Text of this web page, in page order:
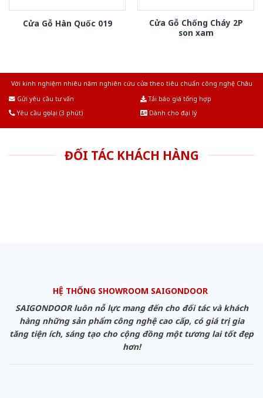
Cửa Gỗ Hàn Quốc 019
Cửa Gỗ Chống Cháy 2P
son xam
Với kinh nghiệm nhiêu năm nghiên cứu cửa theo tiêu chuẩn công nghệ Châu
Gửi yêu cầu tư vấn
Tải báo giá tổng hợp
Yêu cầu gọi lại (3 phút)
Dành cho đại lý
ĐỐI TÁC KHÁCH HÀNG
HỆ THỐNG SHOWROOM SAIGONDOOR
SAIGONDOOR luôn nỗ lực mang đến cho đối tác và khách
hàng những sản phẩm công nghệ cao cấp, có giá trị gia
tăng tiện ích, sáng tạo cho cộng đồng một tương lai tốt đẹp
hơn!